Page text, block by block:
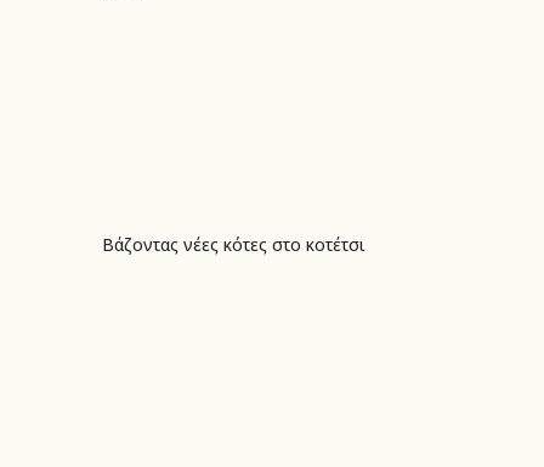
Βάζοντας νέες κότες στο κοτέτσι
Βάζοντας νέες κότες στο κοτέτσι